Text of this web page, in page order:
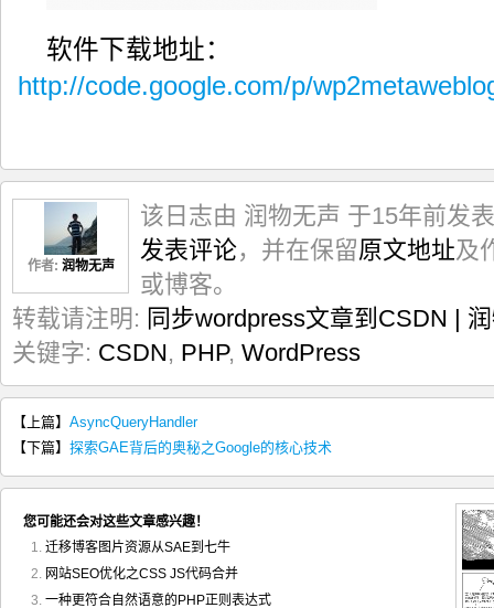
软件下载地址：
http://code.google.com/p/
作者: 润物无声
该日志由 润物无声 于15年前发
发表评论，并在保留原文地址及
或博客。
转载请注明: 同步wordpress文章到CSDN |
关键字: CSDN, PHP, WordPress
【上篇】 AsyncQueryHandler
【下篇】 探索GAE背后的奥秘之Google的核心技术
您可能还会对这些文章感兴趣！
迁移博客图片资源从SAE到七牛
网站SEO优化之CSS JS代码合并
一种更符合自然语意的PHP正则表达式